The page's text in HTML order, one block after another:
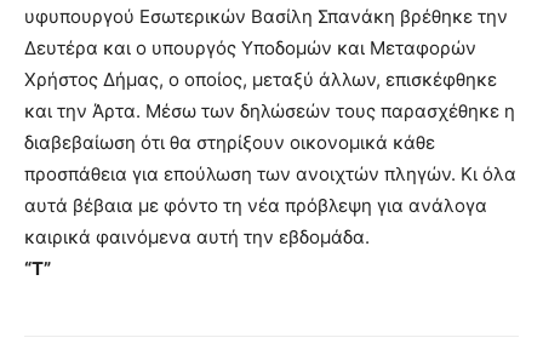
υφυπουργού Εσωτερικών Βασίλη Σπανάκη βρέθηκε την
Δευτέρα και ο υπουργός Υποδομών και Μεταφορών
Χρήστος Δήμας, ο οποίος, μεταξύ άλλων, επισκέφθηκε
και την Άρτα. Μέσω των δηλώσεών τους παρασχέθηκε η
διαβεβαίωση ότι θα στηρίξουν οικονομικά κάθε
προσπάθεια για επούλωση των ανοιχτών πληγών. Κι όλα
αυτά βέβαια με φόντο τη νέα πρόβλεψη για ανάλογα
καιρικά φαινόμενα αυτή την εβδομάδα.
“Τ”